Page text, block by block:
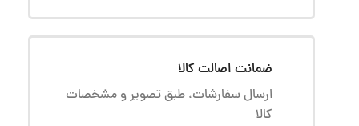
ضمانت اصالت کالا
ارسال سفارشات، طبق تصویر و مشخصات
کالا